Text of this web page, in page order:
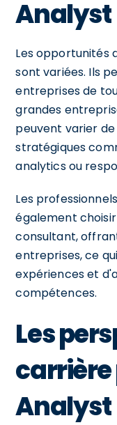
Analyst
Les opportunités
sont variées. Ils
entreprises de
grandes
peuvent varier
stratégiques
analytics ou
Les
également
consultant,
entreprises, ce
expériences et
compétences.
Les
carrière
Analyst